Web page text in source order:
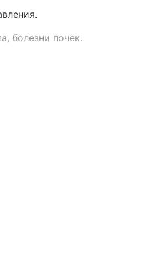
болезни почек.